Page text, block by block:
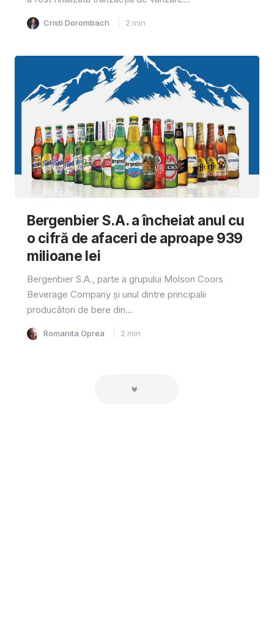
Cristi Dorombach 2 min
Bergenbier S.A. a încheiat anul cu
o cifră de afaceri de aproape 939
milioane lei
Bergenbier S.A., parte a grupului Molson Coors
Beverage Company și unul dintre principalii
producători de bere din...
Romanita Oprea 2 min